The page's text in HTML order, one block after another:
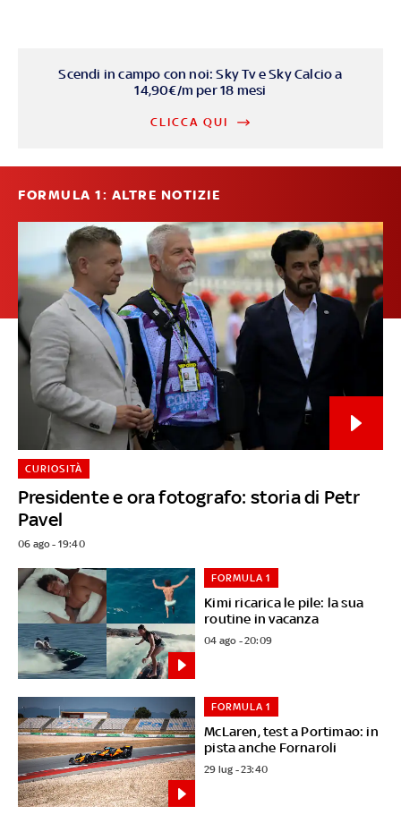
Scendi in campo con noi: Sky Tv e Sky Calcio a
14,90€/m per 18 mesi
CLICCA QUI
FORMULA 1: ALTRE NOTIZIE
Presidente e ora fotografo: storia di Petr
Pavel
CURIOSITÀ
06 ago - 19:40
Kimi ricarica le pile: la sua
routine in vacanza
FORMULA 1
04 ago - 20:09
McLaren, test a Portimao: in
pista anche Fornaroli
FORMULA 1
29 lug - 23:40